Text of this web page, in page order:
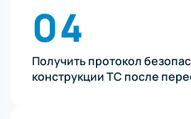
04
Получить протокол
конструкции ТС после